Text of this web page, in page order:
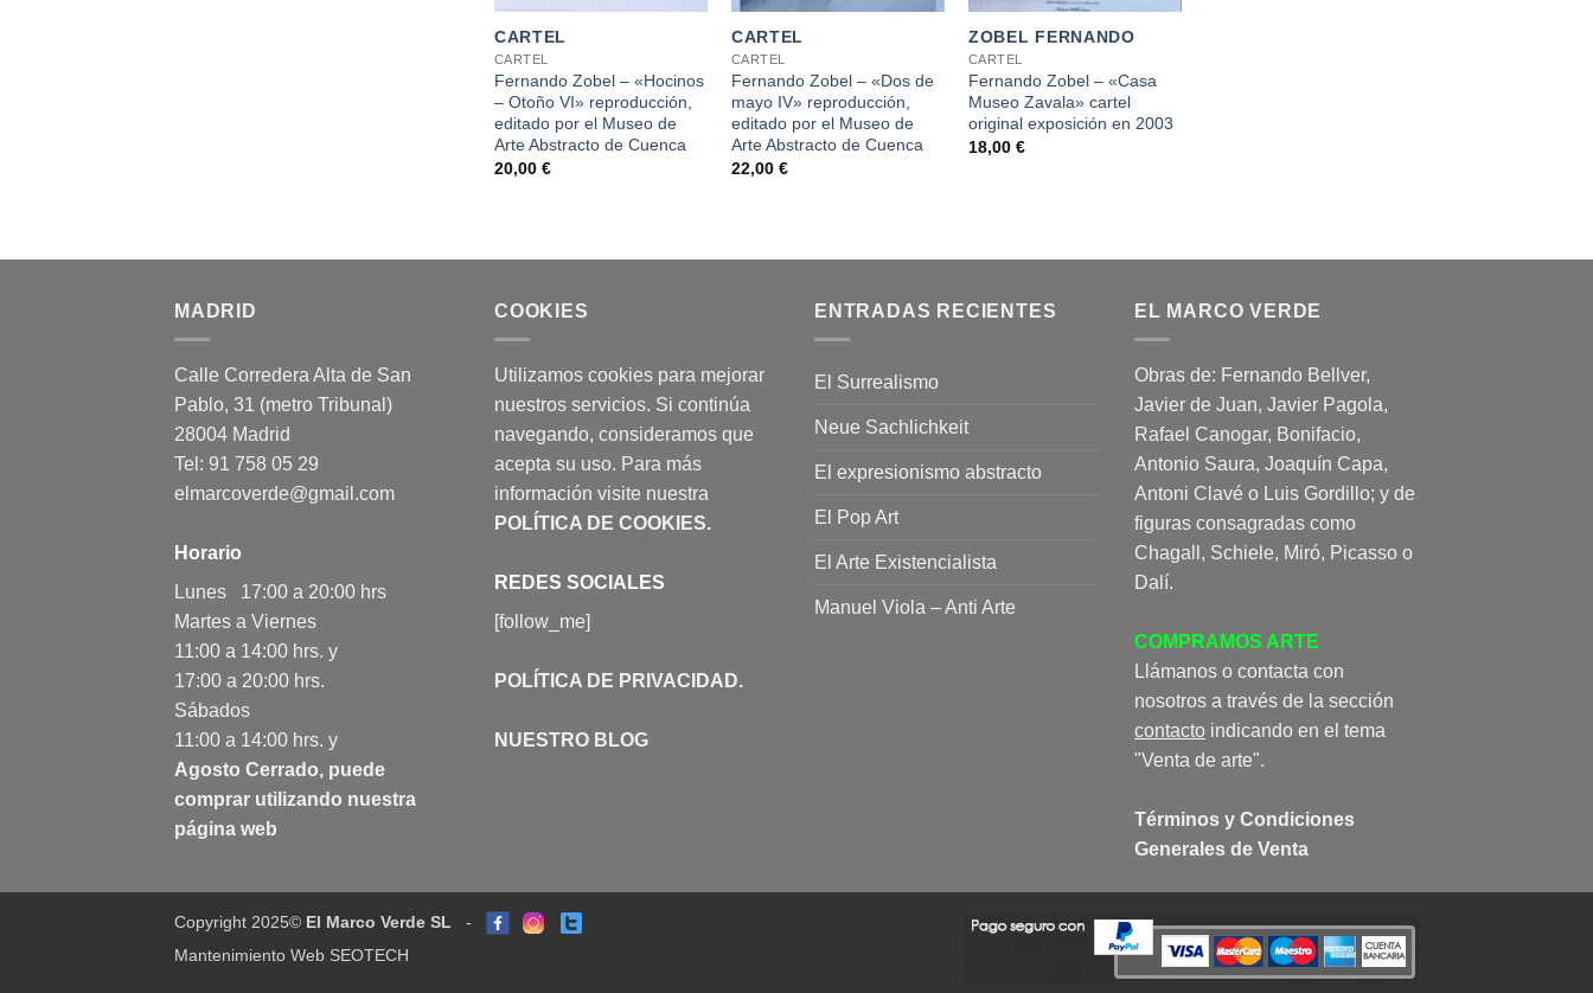
CARTEL
CARTEL
Fernando Zobel – «Hocinos
– Otoño VI» reproducción,
editado por el Museo de
Arte Abstracto de Cuenca
20,00 €
CARTEL
CARTEL
Fernando Zobel – «Dos de
mayo IV» reproducción,
editado por el Museo de
Arte Abstracto de Cuenca
22,00 €
ZOBEL FERNANDO
CARTEL
Fernando Zobel – «Casa
Museo Zavala» cartel
original exposición en 2003
18,00 €
MADRID
Calle Corredera Alta de San
Pablo, 31 (metro Tribunal)
28004 Madrid
Tel: 91 758 05 29
elmarcoverde@gmail.com
Horario
Lunes 17:00 a 20:00 hrs
Martes a Viernes
11:00 a 14:00 hrs. y
17:00 a 20:00 hrs.
Sábados
11:00 a 14:00 hrs. y
Agosto Cerrado, puede
comprar utilizando nuestra
página web
COOKIES
Utilizamos cookies para mejorar
nuestros servicios. Si continúa
navegando, consideramos que
acepta su uso. Para más
información visite nuestra
POLÍTICA DE COOKIES.
REDES SOCIALES
[follow_me]
POLÍTICA DE PRIVACIDAD.
NUESTRO BLOG
ENTRADAS RECIENTES
El Surrealismo
Neue Sachlichkeit
El expresionismo abstracto
El Pop Art
El Arte Existencialista
Manuel Viola – Anti Arte
EL MARCO VERDE
Obras de: Fernando Bellver,
Javier de Juan, Javier Pagola,
Rafael Canogar, Bonifacio,
Antonio Saura, Joaquín Capa,
Antoni Clavé o Luis Gordillo; y de
figuras consagradas como
Chagall, Schiele, Miró, Picasso o
Dalí.
COMPRAMOS ARTE
Llámanos o contacta con
nosotros a través de la sección
contacto indicando en el tema
"Venta de arte".
Términos y Condiciones
Generales de Venta
Copyright 2025© El Marco Verde SL -
Mantenimiento Web SEOTECH